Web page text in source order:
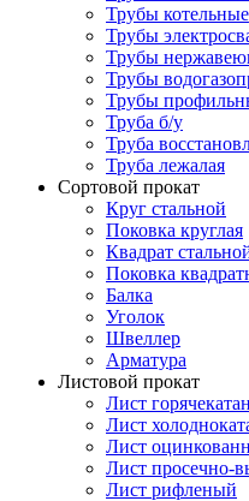
Трубы котельные
Трубы
Трубы
Трубы
Трубы
Труба б/у
Труба
Труба лежалая
Сортовой прокат
Круг стальной
Поковка круглая
Квадрат
Поковка
Балка
Уголок
Швеллер
Арматура
Листовой прокат
Лист
Лист
Лист
Лист просечно-
Лист рифленый